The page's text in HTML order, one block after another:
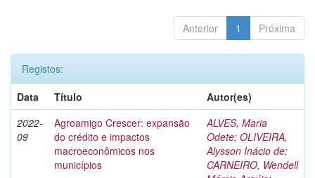
Anterior 1 Próxima
Registos:
Data
Título
Autor(es)
2022-
09
Agroamigo Crescer: expansão
do crédito e impactos
macroeconômicos nos
municípios
ALVES, Maria
Odete; OLIVEIRA,
Alysson Inácio de;
CARNEIRO, Wendell